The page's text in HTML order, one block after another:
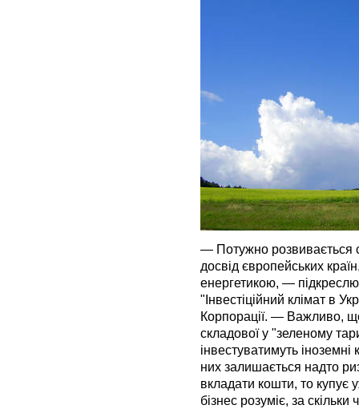
— Потужно розвивається
досвід європейських
енергетикою, —
"Інвестіційний клімат в
Корпорації. — Важливо,
складової у "зеленому
інвестуватимуть іноземні
них залишається надто
вкладати кошти, то купує
бізнес розуміє, за